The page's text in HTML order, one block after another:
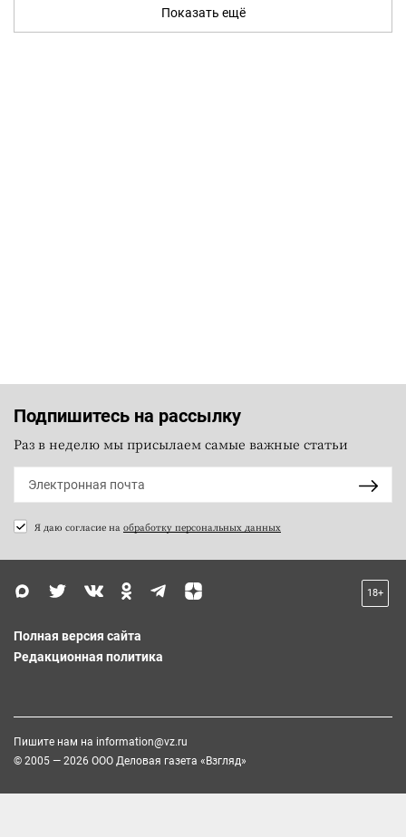
Показать ещё
Подпишитесь на рассылку
Раз в неделю мы присылаем самые важные статьи
Я даю согласие на обработку персональных данных
18+
Полная версия сайта
Редакционная политика
Пишите нам на information@vz.ru
© 2005 — 2026 ООО Деловая газета «Взгляд»